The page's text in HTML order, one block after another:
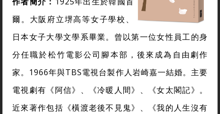
爾。大阪府立堺高等女子學校、
日本女子大學文學系畢業。曾以第一位女性員工的身
分任職於松竹電影公司腳本部，後來成為自由劇作
家。1966年與TBS電視台製作人岩崎嘉一結婚。主要
電視劇有《阿信》、《冷暖人間》、《女太閣記》。
近來著作包括《橫渡老後不見鬼》、《我的人生沒有